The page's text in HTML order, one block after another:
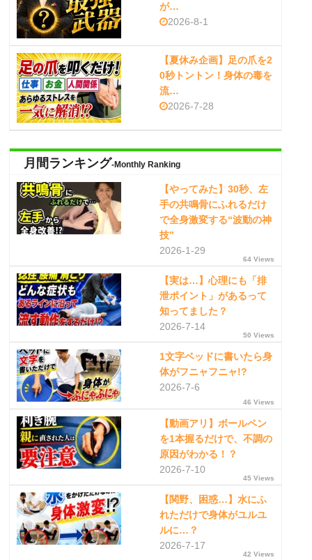
が…
2026-8-1
【夏休み企画】足の爪を2
0秒トントン！身体の毒を
流…
2026-7-28
月間ランキング-Monthly Ranking
【やってみた】30秒、左
手の共鳴骨にふれるだけ
で全身激変する“波動の神
技”
2026-1-29
64 Views
【実は…】心理にも「排
泄ポイント」があるって
知ってました？
2026-7-14
50 Views
1文字ベッドに書いたら身
体がフニャフニャ!?
2026-7-6
46 Views
【動画アリ】ボールペン
を1本握るだけで、不調の
原因がわかる！？
2026-7-10
45 Views
【関野、困惑…】水にふ
れただけで身体がユルユ
ルに…？
2026-7-17
42 Views